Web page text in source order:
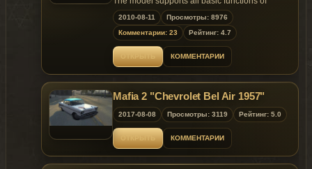
game.
Replaces: emperor
2010-08-11
Просмотры: 8976
Комментарии: 23
Рейтинг: 4.7
КОММЕНТАРИИ
Mafia 2 "Chevrolet Bel Air 1957"
2017-08-08 Просмотры: 3119 Рейтинг: 5.0
КОММЕНТАРИИ